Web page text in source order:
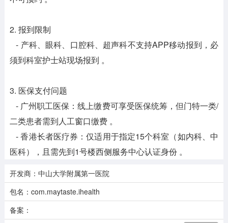
2. 报到限制
- 产科、眼科、口腔科、超声科不支持APP移动报到，必
须到科室护士站现场报到 。
3. 医保支付问题
- 广州职工医保：线上缴费可享受医保统筹，但门特一类/
二类患者需到人工窗口缴费 。
- 香港长者医疗券：仅适用于指定15个科室（如内科、中
医科），且需先到1号楼西侧服务中心认证身份 。
开发商：中山大学附属第一医院
包名：com.maytaste.ihealth
备案：